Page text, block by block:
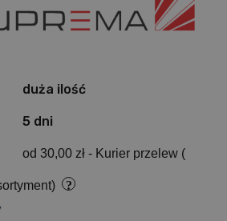
duża ilość
5 dni
od 30,00 zł - Kurier przelew (